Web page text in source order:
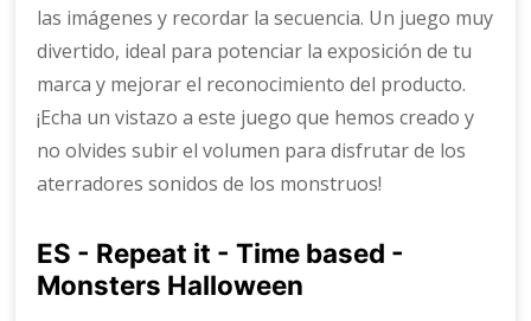
las imágenes y recordar la secuencia. Un juego muy
divertido, ideal para potenciar la exposición de tu
marca y mejorar el reconocimiento del producto.
¡Echa un vistazo a este juego que hemos creado y
no olvides subir el volumen para disfrutar de los
aterradores sonidos de los monstruos!